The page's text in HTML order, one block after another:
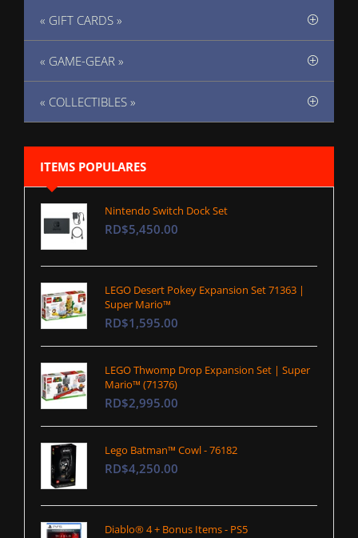
« GIFT CARDS »
« GAME-GEAR »
« COLLECTIBLES »
ITEMS POPULARES
Nintendo Switch Dock Set
RD$5,450.00
LEGO Desert Pokey Expansion Set 71363 |
Super Mario™
RD$1,595.00
LEGO Thwomp Drop Expansion Set | Super
Mario™ (71376)
RD$2,995.00
Lego Batman™ Cowl - 76182
RD$4,250.00
Diablo® 4 + Bonus Items - PS5